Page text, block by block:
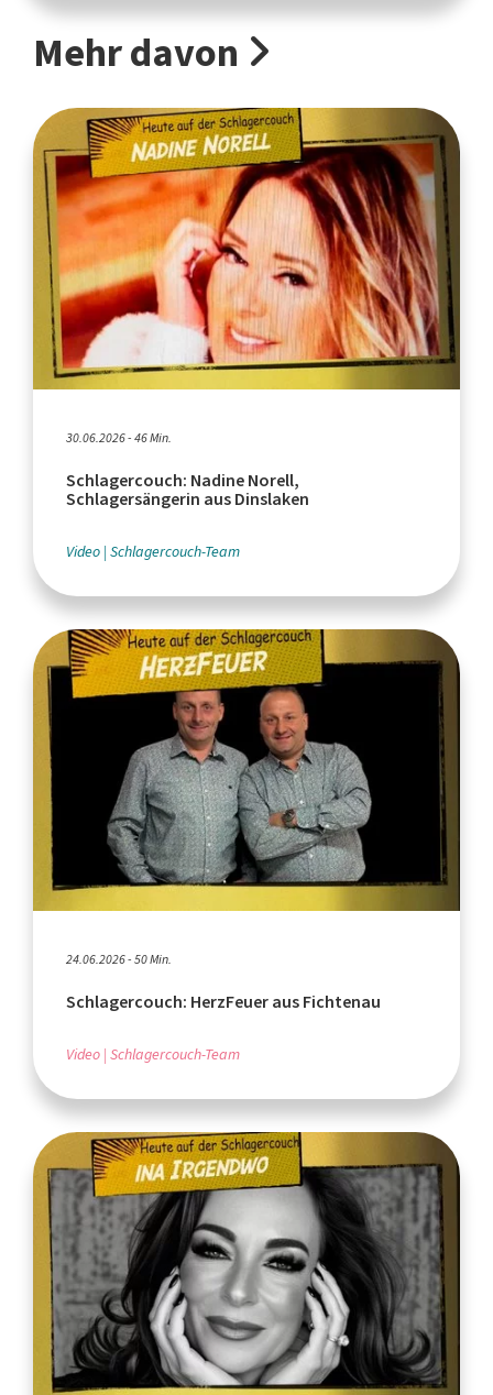
Mehr davon
30.06.2026 - 46 Min.
Schlagercouch: Nadine Norell,
Schlagersängerin aus Dinslaken
Video Schlagercouch-Team
24.06.2026 - 50 Min.
Schlagercouch: HerzFeuer aus Fichtenau
Video Schlagercouch-Team